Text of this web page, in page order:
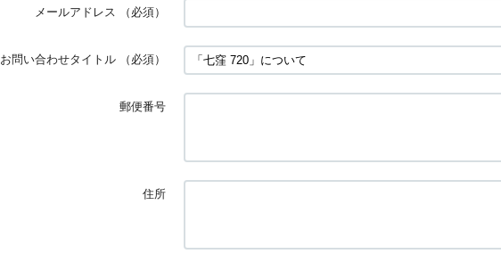
メールアドレス （必須）
お問い合わせタイトル （必須）
郵便番号
住所